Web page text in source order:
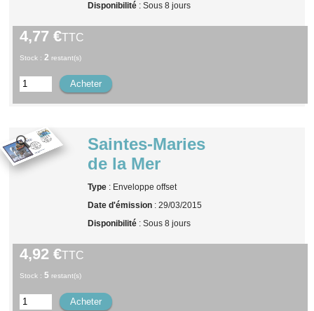
Disponibilité: Sous 8 jours
4,77 €TTC
Stock : 2 restant(s)
Saintes-Maries
de la Mer
Type: Enveloppe offset
Date d'émission: 29/03/2015
Disponibilité: Sous 8 jours
4,92 €TTC
Stock : 5 restant(s)